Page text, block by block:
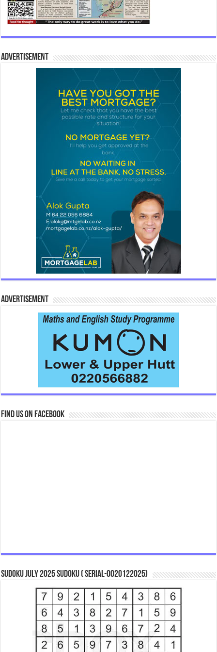
Advertisement
Advertisement
Find us on Facebook
Sudoku July 2025 Sudoku ( Serial-0020122025)